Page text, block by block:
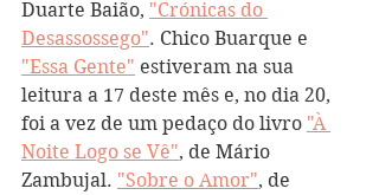
Duarte Baião, "Crónicas do
Desassossego". Chico Buarque e
"Essa Gente" estiveram na sua
leitura a 17 deste mês e, no dia 20,
foi a vez de um pedaço do livro "À
Noite Logo se Vê", de Mário
Zambujal. "Sobre o Amor", de